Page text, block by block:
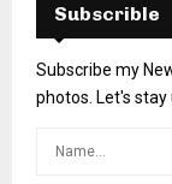
Subscrible
Subscribe my
photos. Let's stay